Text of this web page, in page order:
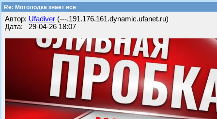
Re: Мотолодка знает все
Автор: Ufadiver (---.191.176.161.dynamic.ufanet.ru)
Дата: 29-04-26 18:07